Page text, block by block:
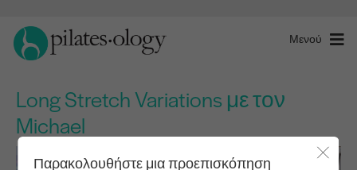
Μενού
Long Stretch Variations με τον
Michael
Παρακολουθήστε μια προεπισκόπηση